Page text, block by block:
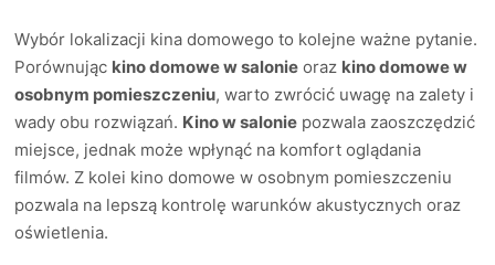
Wybór lokalizacji kina domowego to kolejne ważne pytanie.
Porównując kino domowe w salonie oraz kino domowe w
osobnym pomieszczeniu, warto zwrócić uwagę na zalety i
wady obu rozwiązań. Kino w salonie pozwala zaoszczędzić
miejsce, jednak może wpłynąć na komfort oglądania
filmów. Z kolei kino domowe w osobnym pomieszczeniu
pozwala na lepszą kontrolę warunków akustycznych oraz
oświetlenia.